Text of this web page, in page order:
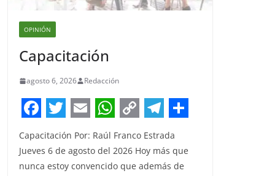
OPINIÓN
Capacitación
agosto 6, 2026 Redacción
F
a
c
T
w
i
E
m
a
W
h
a
C
o
p
T
e
l
S
h
a
Capacitación Por: Raúl Franco Estrada
Jueves 6 de agosto del 2026 Hoy más que
nunca estoy convencido que además de